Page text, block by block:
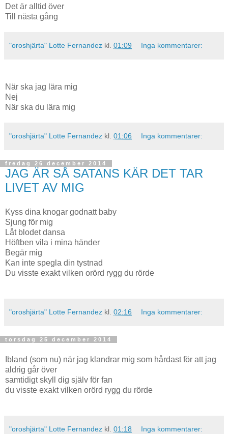
Det är alltid över
Till nästa gång
"oroshjärta" Lotte Fernandez kl. 01:09 Inga kommentarer:
När ska jag lära mig
Nej
När ska du lära mig
"oroshjärta" Lotte Fernandez kl. 01:06 Inga kommentarer:
fredag 26 december 2014
JAG ÄR SÅ SATANS KÄR DET TAR
LIVET AV MIG
Kyss dina knogar godnatt baby
Sjung för mig
Låt blodet dansa
Höftben vila i mina händer
Begär mig
Kan inte spegla din tystnad
Du visste exakt vilken orörd rygg du rörde
"oroshjärta" Lotte Fernandez kl. 02:16 Inga kommentarer:
torsdag 25 december 2014
Ibland (som nu) när jag klandrar mig som hårdast för att jag
aldrig går över
samtidigt skyll dig själv för fan
du visste exakt vilken orörd rygg du rörde
"oroshjärta" Lotte Fernandez kl. 01:18 Inga kommentarer: